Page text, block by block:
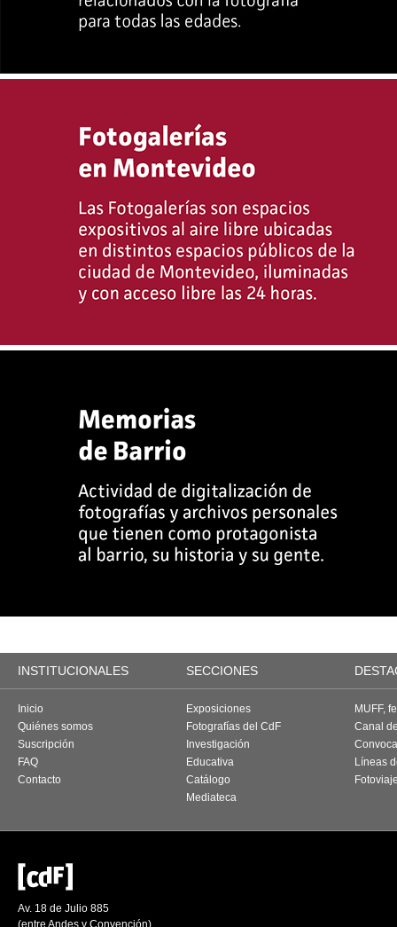
INSTITUCIONALES SECCIONES
Inicio
Quiénes somos
Suscripción
FAQ
Contacto
Exposiciones
Fotografías del CdF
Investigación
Educativa
Catálogo
Mediateca
MUFF,
Canal
Líneas
Av. 18 de Julio 885
(entre Andes y Convención)